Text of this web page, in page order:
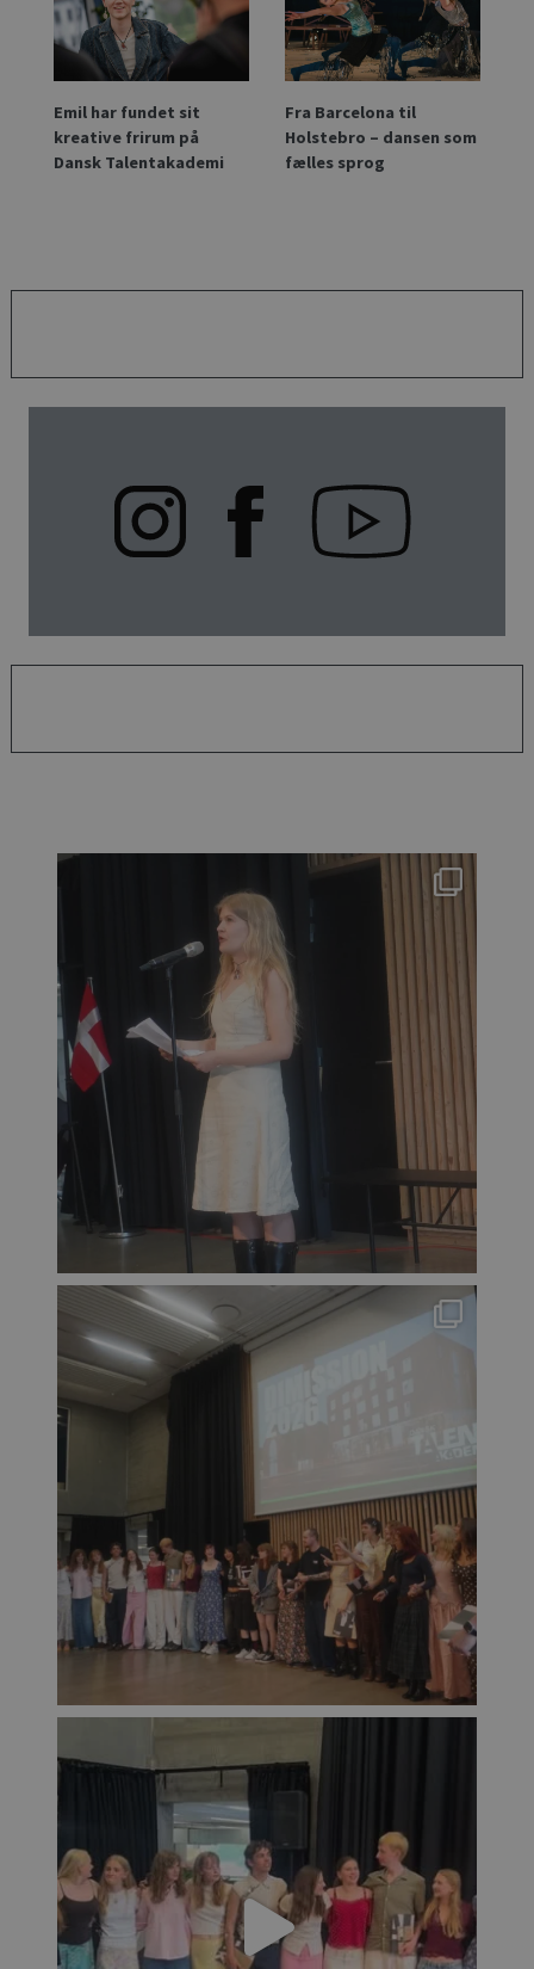
Emil har fundet sit
kreative frirum på
Dansk Talentakademi
Fra Barcelona til
Holstebro – dansen som
fælles sprog